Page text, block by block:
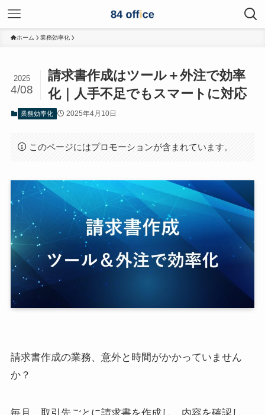
ホーム 業務効率化
請求書作成はツール＋外注で効率
化｜人手不足でもスマートに対応
2025
4/08
業務効率化 2025年4月10日
このページにはプロモーションが含まれています。
請求書作成の業務、意外と時間がかかっていません
か？
毎月、取引先ごとに請求書を作成し、内容を確認し